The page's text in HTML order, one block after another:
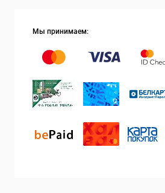
Мы принимаем: